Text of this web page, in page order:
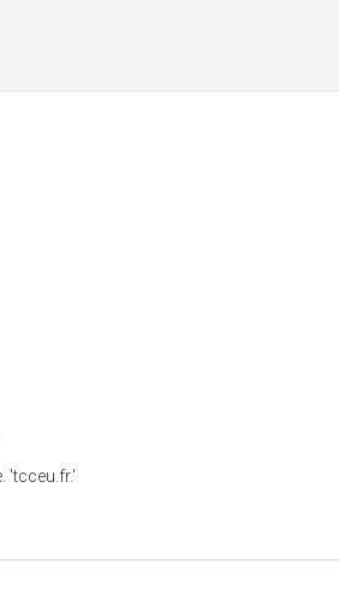
'tcceu.fr.'